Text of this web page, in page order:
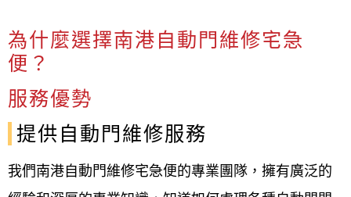
為什麼選擇南港自動門維修宅急
便？
服務優勢
提供自動門維修服務
我們南港自動門維修宅急便的專業團隊，擁有廣泛的